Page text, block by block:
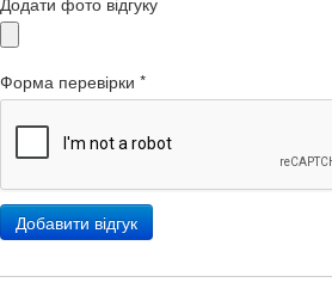
Форма перевірки *